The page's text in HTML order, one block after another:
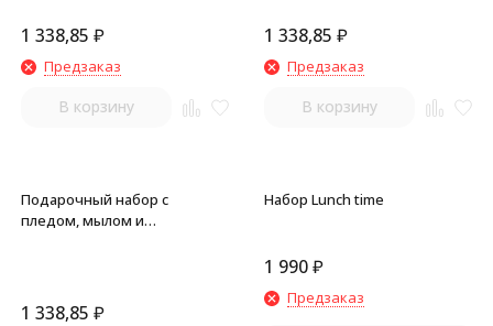
1 338,85 ₽
Предзаказ
В корзину
1 338,85 ₽
Предзаказ
В корзину
Подарочный набор с
пледом, мылом и
1 338,85 ₽
Набор Lunch time
1 990₽
Предзаказ